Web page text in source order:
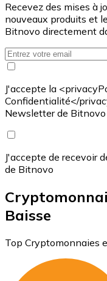
Recevez des mises à
nouveaux produits et
Bitnovo directement
J'accepte la
Confidentialité</
Newsletter de Bitnovo
J'accepte de recevoir
de Bitnovo
Baisse
Top Cryptomonnaies